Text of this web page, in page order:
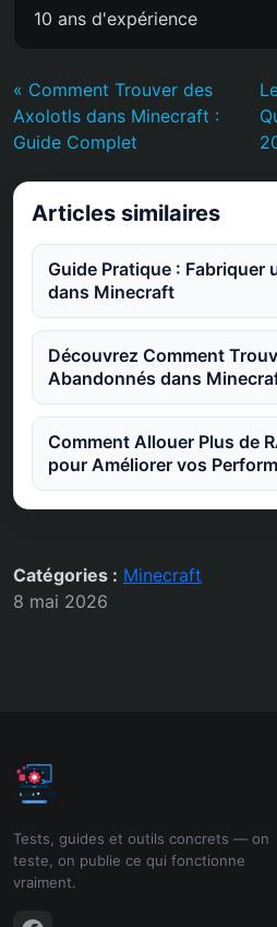
10 ans d'expérience
« Comment Trouver des
Axolotls dans Minecraft :
Guide Complet
Articles similaires
Guide Pratique : Fabriquer
dans Minecraft
Découvrez Comment
Abandonnés dans
Comment Allouer Plus de
pour Améliorer vos
Catégories : Minecraft
8 mai 2026
Tests, guides et outils concrets — on
teste, on publie ce qui fonctionne
vraiment.